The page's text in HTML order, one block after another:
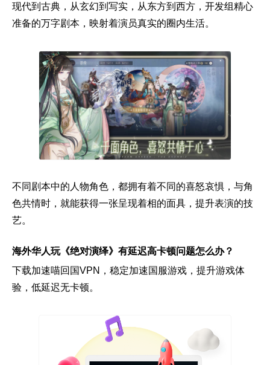
现代到古典，从玄幻到写实，从东方到西方，开发组精心
准备的万字剧本，映射着演员真实的圈内生活。
不同剧本中的人物角色，都拥有着不同的喜怒哀惧，与角
色共情时，就能获得一张呈现着相的面具，提升表演的技
艺。
海外华人玩《绝对演绎》有延迟高卡顿问题怎么办？
下载加速喵回国VPN，稳定加速国服游戏，提升游戏体
验，低延迟无卡顿。